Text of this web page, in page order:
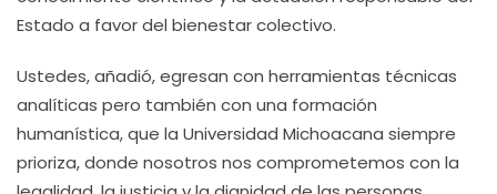
Estado a favor del bienestar colectivo.
Ustedes, añadió, egresan con herramientas técnicas
analíticas pero también con una formación
humanística, que la Universidad Michoacana siempre
prioriza, donde nosotros nos comprometemos con la